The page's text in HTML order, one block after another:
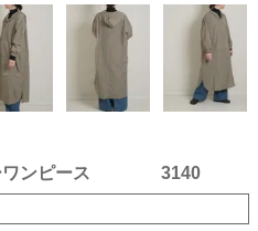
ーワンピース 3140